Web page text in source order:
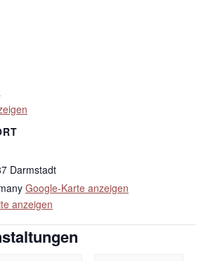
Darmstadt
Google-Karte anzeigen
anzeigen